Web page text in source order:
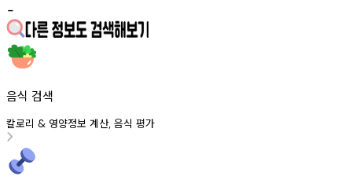
-
음식 검색
칼로리 & 영양정보 계산, 음식 평가